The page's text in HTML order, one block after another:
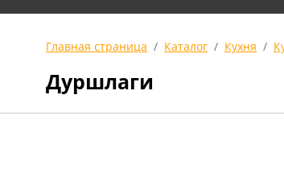
Главная страница Каталог Кухня
Дуршлаги